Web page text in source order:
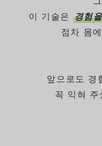
이 기술은 경험
점차 몸
앞으로도 경
꼭 익혀